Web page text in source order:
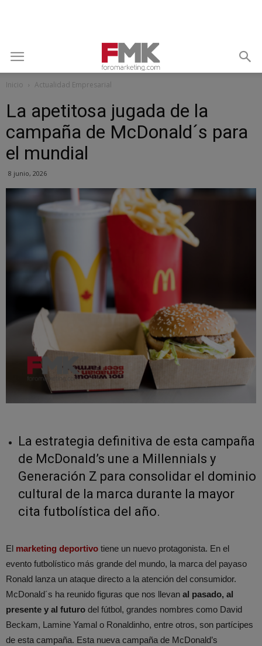
Inicio Actualidad Empresarial
La apetitosa jugada de la
campaña de McDonald´s para
el mundial
8 junio, 2026
La estrategia definitiva de esta campaña
de McDonald’s une a Millennials y
Generación Z para consolidar el dominio
cultural de la marca durante la mayor
cita futbolística del año.
El marketing deportivo tiene un nuevo protagonista. En el
evento futbolístico más grande del mundo, la marca del payaso
Ronald lanza un ataque directo a la atención del consumidor.
McDonald´s ha reunido figuras que nos llevan al pasado, al
presente y al futuro del fútbol, grandes nombres como David
Beckam, Lamine Yamal o Ronaldinho, entre otros, son partícipes
de esta campaña. Esta nueva campaña de McDonald’s